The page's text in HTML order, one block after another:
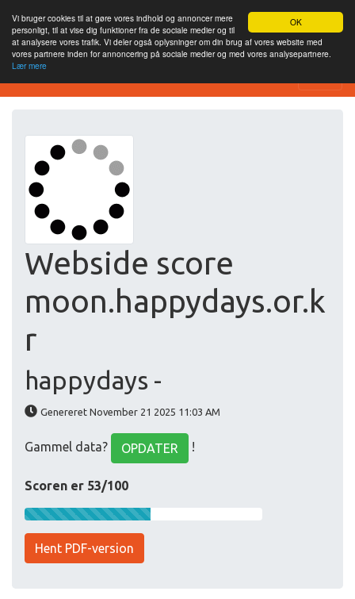
OK
Vi bruger cookies til at gøre vores indhold og annoncer mere
personligt, til at vise dig funktioner fra de sociale medier og til
at analysere vores trafik. Vi deler også oplysninger om din brug af vores website med
vores partnere inden for annoncering på sociale medier og med vores analysepartnere.
Lær mere
Free SEO Testing Tool
Webside score
moon.happydays.or.k
r
happydays -
Genereret November 21 2025 11:03 AM
Gammel data? OPDATER !
Scoren er 53/100
Hent PDF-version